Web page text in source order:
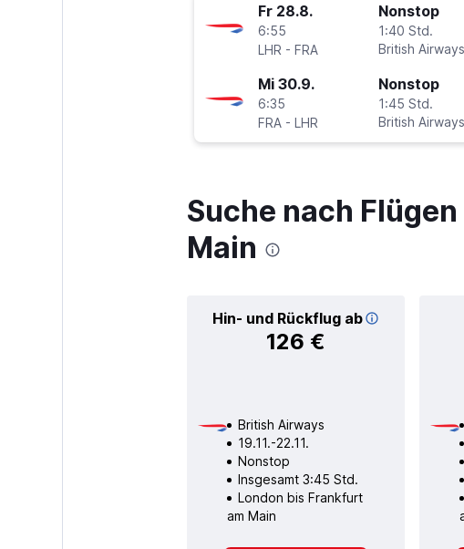
Fr 28.8.
6:55
LHR - FRA
Nonstop
1:40 Std.
British Airways
Mi 30.9.
6:35
FRA - LHR
Nonstop
1:45 Std.
British Airways
Suche nach
Main
Hin- und Rückflug ab
126 €
British Airways
19.11.-22.11.
Nonstop
Insgesamt 3:45 Std.
London bis Frankfurt
am Main